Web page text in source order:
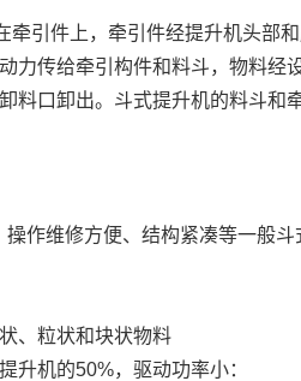
引件上，牵引件经提升机头部
传给牵引构件和料斗，物料经
口卸出。斗式提升机的料斗和
作维修方便、结构紧凑等一般斗
、粒状和块状物料
升机的50%，驱动功率小：